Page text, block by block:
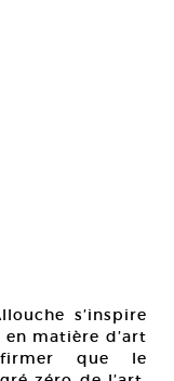
s’inspire
matière d’art
que le